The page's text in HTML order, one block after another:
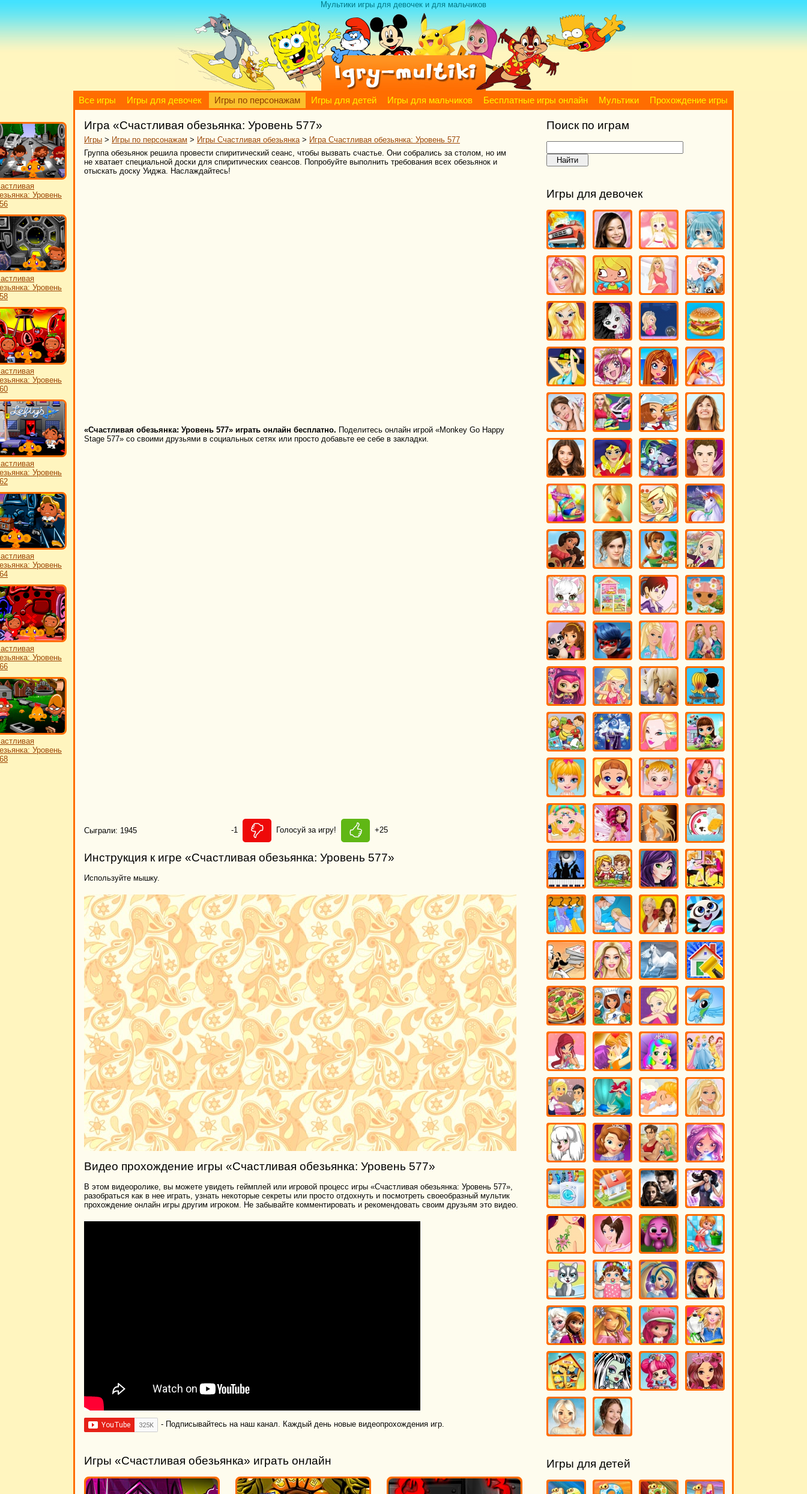
Мультики игры для девочек и для мальчиков
Все игры Игры для девочек Игры по персонажам Игры для детей Игры для мальчиков Бесплатные игры онлайн Мультики Прохождение игры
Уровень
Уровень
Уровень
Уровень
Уровень
Уровень
Уровень
Игра «Счастливая обезьянка: Уровень 577»
Игры > Игры по персонажам > Игры Счастливая обезьянка> Игра Счастливая обезьянка: Уровень 577
Группа обезьянок решила провести спиритический сеанс, чтобы вызвать счастье. Они собрались за столом, но им
не хватает специальной доски для спиритических сеансов. Попробуйте выполнить требования всех обезьянок и
отыскать доску Уиджа. Наслаждайтесь!
«Счастливая обезьянка: Уровень 577» играть онлайн бесплатно. Поделитесь онлайн игрой «Monkey Go Happy
Stage 577» со своими друзьями в социальных сетях или просто добавьте ее себе в закладки.
Сыграли: 1945 -1 Голосуй за игру! +25
Инструкция к игре «Счастливая обезьянка: Уровень 577»
Используйте мышку.
Видео прохождение игры «Счастливая обезьянка: Уровень 577»
В этом видеоролике, вы можете увидеть геймплей или игровой процесс игры «Счастливая обезьянка: Уровень 577»,
разобраться как в нее играть, узнать некоторые секреты или просто отдохнуть и посмотреть своеобразный мультик
прохождение онлайн игры другим игроком. Не забывайте комментировать и рекомендовать своим друзьям это видео.
- Подписывайтесь на наш канал. Каждый день новые видеопрохождения игр.
Игры «Счастливая обезьянка» играть онлайн
Поиск по играм
Игры для девочек
Игры для детей